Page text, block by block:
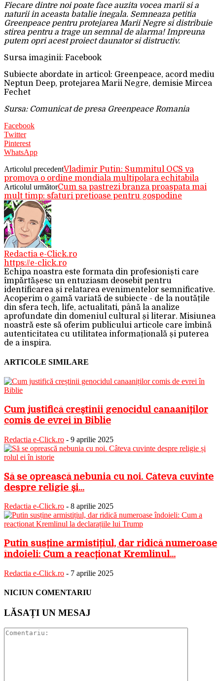
Fiecare dintre noi poate face auzita vocea marii si a
naturii in aceasta batalie inegala. Semneaza petitia
Greenpeace pentru protejarea Marii Negre si distribuie
stirea pentru a trage un semnal de alarma! Impreuna
putem opri acest proiect daunator si distructiv.
Sursa imaginii: Facebook
Subiecte abordate in articol: Greenpeace, acord mediu
Neptun Deep, protejarea Marii Negre, demisie Mircea
Fechet
Sursa: Comunicat de presa Greenpeace Romania
Facebook
Twitter
Pinterest
WhatsApp
Articolul precedentVladimir Putin: Summitul OCS va
promova o ordine mondiala multipolara echitabila
Articolul următorCum sa pastrezi branza proaspata mai
mult timp: sfaturi pretioase pentru gospodine
Redactia e-Click.ro
https://e-click.ro
Echipa noastra este formata din profesioniști care
împărtășesc un entuziasm deosebit pentru
identificarea și relatarea evenimentelor semnificative.
Acoperim o gamă variată de subiecte - de la noutățile
din sfera tech, life, actualitati, până la analize
aprofundate din domeniul cultural și literar. Misiunea
noastră este să oferim publicului articole care îmbină
autenticitatea cu utilitatea informațională și puterea
de a inspira.
ARTICOLE SIMILARE
Cum justifică creștinii genocidul canaaniților
comis de evrei în Biblie
Redactia e-Click.ro - 9 aprilie 2025
Să se oprească nebunia cu noi. Câteva cuvinte
despre religie și...
Redactia e-Click.ro - 8 aprilie 2025
Putin susține armistițiul, dar ridică numeroase
îndoieli: Cum a reacționat Kremlinul...
Redactia e-Click.ro - 7 aprilie 2025
NICIUN COMENTARIU
LĂSAȚI UN MESAJ